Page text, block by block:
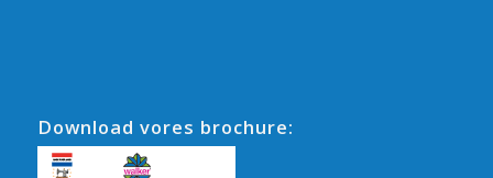
Download vores brochure: